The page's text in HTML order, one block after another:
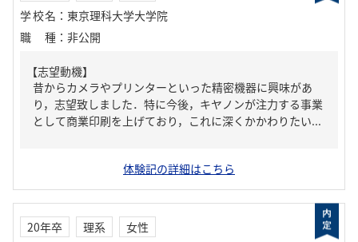
学校名 ： 東京理科大学大学院
職種 ： 非公開
【志望動機】
昔からカメラやプリンターといった精密機器に興味があ
り，志望致しました．特に今後，キヤノンが注力する事業
として商業印刷を上げており，これに深くかかわりたい...
体験記の詳細はこちら
20年卒 理系
女性